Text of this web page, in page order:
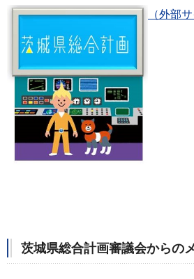
（外部
茨城県総合計画審議会からの